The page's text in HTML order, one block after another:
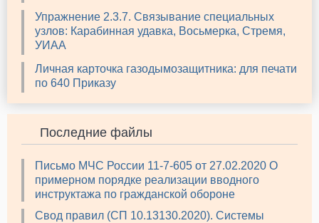
Упражнение 2.3.7. Связывание специальных
узлов: Карабинная удавка, Восьмерка, Стремя,
УИАА
Личная карточка газодымозащитника: для печати
по 640 Приказу
Последние файлы
Письмо МЧС России 11-7-605 от 27.02.2020 О
примерном порядке реализации вводного
инструктажа по гражданской обороне
Свод правил (СП 10.13130.2020). Системы